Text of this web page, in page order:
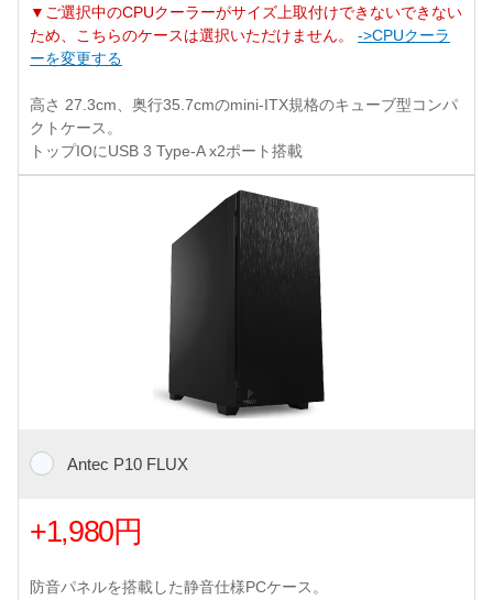
▼ご選択中のCPUクーラーがサイズ上取付けできないできない
ため、こちらのケースは選択いただけません。 ->CPUクーラ
ーを変更する
高さ 27.3cm、奥行35.7cmのmini-ITX規格のキューブ型コンパ
クトケース。
トップIOにUSB 3 Type-A x2ポート搭載
Antec P10 FLUX
+1,980円
防音パネルを搭載した静音仕様PCケース。